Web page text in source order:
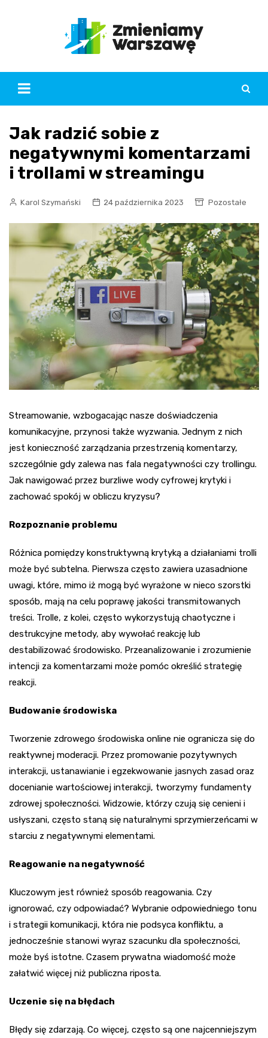
Jak radzić sobie z
negatywnymi komentarzami
i trollami w streamingu
Karol Szymański 24 października 2023 Pozostałe
Streamowanie, wzbogacając nasze doświadczenia
komunikacyjne, przynosi także wyzwania. Jednym z nich
jest konieczność zarządzania przestrzenią komentarzy,
szczególnie gdy zalewa nas fala negatywności czy trollingu.
Jak nawigować przez burzliwe wody cyfrowej krytyki i
zachować spokój w obliczu kryzysu?
Rozpoznanie problemu
Różnica pomiędzy konstruktywną krytyką a działaniami trolli
może być subtelna. Pierwsza często zawiera uzasadnione
uwagi, które, mimo iż mogą być wyrażone w nieco szorstki
sposób, mają na celu poprawę jakości transmitowanych
treści. Trolle, z kolei, często wykorzystują chaotyczne i
destrukcyjne metody, aby wywołać reakcję lub
destabilizować środowisko. Przeanalizowanie i zrozumienie
intencji za komentarzami może pomóc określić strategię
reakcji.
Budowanie środowiska
Tworzenie zdrowego środowiska online nie ogranicza się do
reaktywnej moderacji. Przez promowanie pozytywnych
interakcji, ustanawianie i egzekwowanie jasnych zasad oraz
docenianie wartościowej interakcji, tworzymy fundamenty
zdrowej społeczności. Widzowie, którzy czują się cenieni i
usłyszani, często staną się naturalnymi sprzymierzeńcami w
starciu z negatywnymi elementami.
Reagowanie na negatywność
Kluczowym jest również sposób reagowania. Czy
ignorować, czy odpowiadać? Wybranie odpowiedniego tonu
i strategii komunikacji, która nie podsyca konfliktu, a
jednocześnie stanowi wyraz szacunku dla społeczności,
może byś istotne. Czasem prywatna wiadomość może
załatwić więcej niż publiczna riposta.
Uczenie się na błędach
Błędy się zdarzają. Co więcej, często są one najcenniejszym